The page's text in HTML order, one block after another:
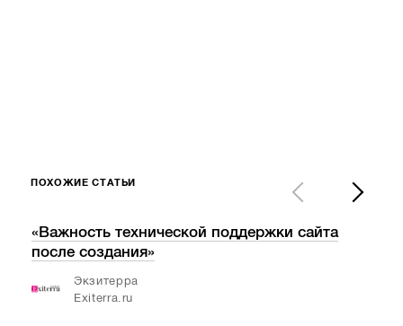
ПОХОЖИЕ СТАТЬИ
«Важность технической поддержки сайта
после создания»
Экзитерра
Exiterra.ru